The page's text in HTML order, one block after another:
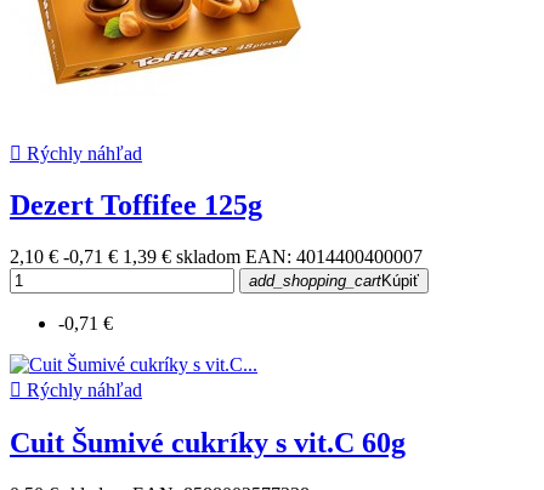
 Rýchly náhľad
Dezert Toffifee 125g
2,10 € -0,71 € 1,39 € skladom EAN: 4014400400007
add_shopping_cartKúpiť
-0,71 €
 Rýchly náhľad
Cuit Šumivé cukríky s vit.C 60g